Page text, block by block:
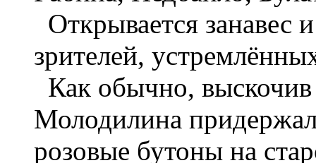
Открывается занавес
зрителей,
Как обычно,
Молодилина
розовые бутоны на